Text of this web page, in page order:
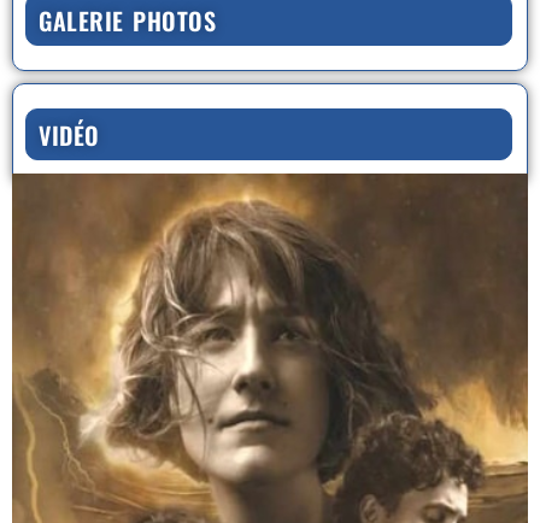
GALERIE PHOTOS
VIDÉO